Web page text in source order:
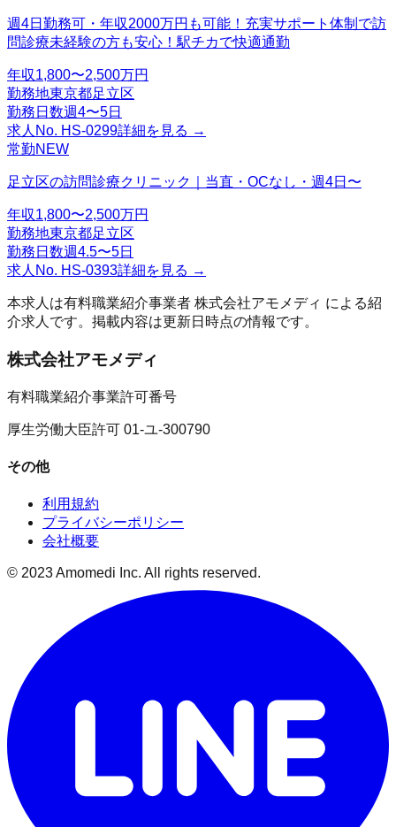
週4日勤務可・年収2000万円も可能！充実サポート体制で訪
問診療未経験の方も安心！駅チカで快適通勤
年収1,800〜2,500万円
勤務地東京都足立区
勤務日数週4〜5日
求人No. HS-0299詳細を見る →
常勤NEW
足立区の訪問診療クリニック｜当直・OCなし・週4日〜
年収1,800〜2,500万円
勤務地東京都足立区
勤務日数週4.5〜5日
求人No. HS-0393詳細を見る →
本求人は有料職業紹介事業者 株式会社アモメディ による紹
介求人です。掲載内容は更新日時点の情報です。
株式会社アモメディ
有料職業紹介事業許可番号
厚生労働大臣許可 01-ユ-300790
その他
利用規約
プライバシーポリシー
会社概要
© 2023 Amomedi Inc. All rights reserved.